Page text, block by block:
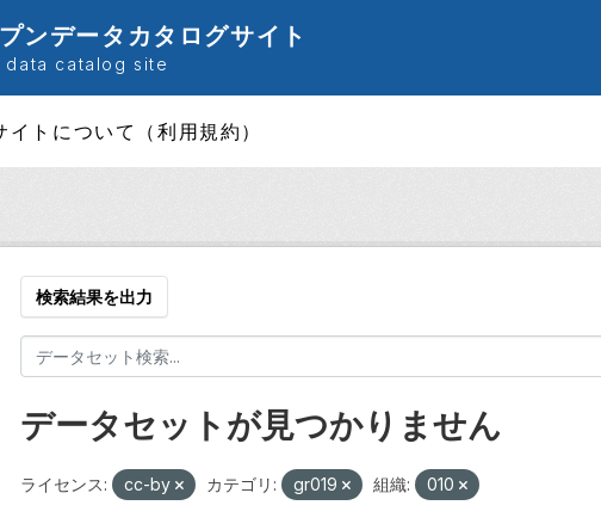
ンデータカタログサイト
data catalog site
イトについて（利用規約）
検索結果を出力
データセットが見つかりません
ライセンス: cc-by カテゴリ: gr019 組織: 010